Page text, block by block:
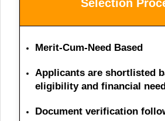
Selection
Merit-Cum-Need Based
Applicants areshortlisted
eligibility and financial
Document verification